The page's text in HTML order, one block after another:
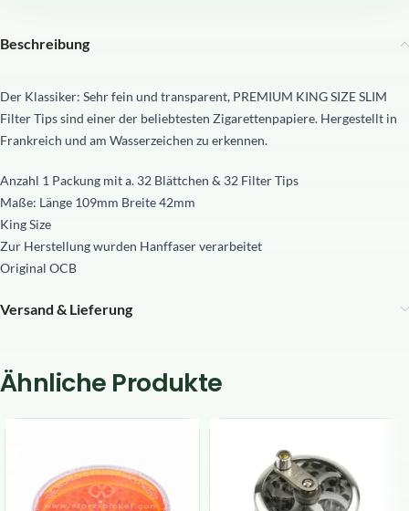
Beschreibung
Der Klassiker: Sehr fein und transparent, PREMIUM KING SIZE SLIM
Filter Tips sind einer der beliebtesten Zigarettenpapiere. Hergestellt in
Frankreich und am Wasserzeichen zu erkennen.
Anzahl 1 Packung mit a. 32 Blättchen & 32 Filter Tips
Maße: Länge 109mm Breite 42mm
King Size
Zur Herstellung wurden Hanffaser verarbeitet
Original OCB
Versand & Lieferung
Ähnliche Produkte